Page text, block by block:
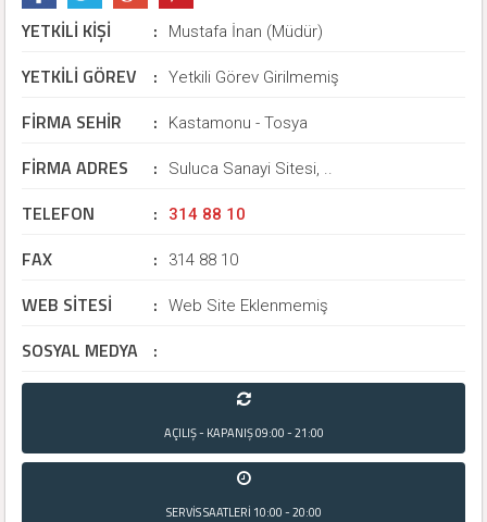
YETKİLİ KİŞİ : Mustafa İnan (Müdür)
YETKİLİ GÖREV : Yetkili Görev Girilmemiş
FİRMA SEHİR : Kastamonu - Tosya
FİRMA ADRES : Suluca Sanayi Sitesi, ..
TELEFON : 314 88 10
FAX : 314 88 10
WEB SİTESİ : Web Site Eklenmemiş
SOSYAL MEDYA :
AÇILIŞ - KAPANIŞ09:00 - 21:00
SERVİS SAATLERİ 10:00 - 20:00